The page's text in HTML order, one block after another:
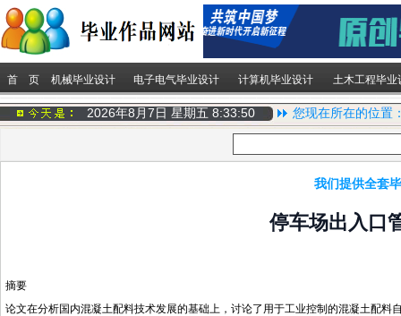
首 页 机械毕业设计 电子电气毕业设计 计算机毕业设计 土木工程毕业
2026年8月7日 星期五 8:33:51 您现在所在的位置
我们提供全套
停车场出入口
摘要
论文在分析国内混凝土配料技术发展的基础上，讨论了用于工业控制的混凝土配料